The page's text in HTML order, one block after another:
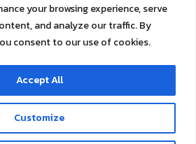
your browsing experience, serve
and analyze our traffic. By
consent to our use of cookies.
Customize
Accept All
Policy
Customers and Partners